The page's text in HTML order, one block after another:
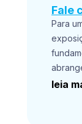
Fale
Para
leia